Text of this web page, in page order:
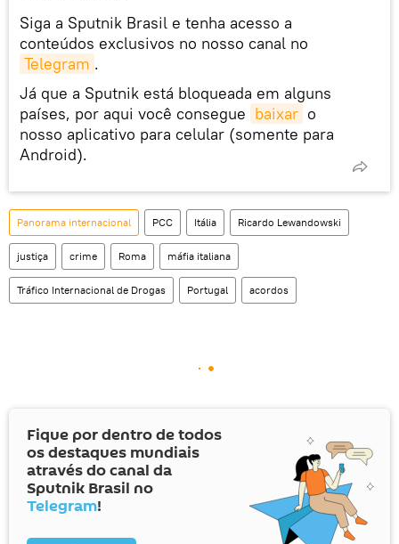
Siga a Sputnik Brasil e tenha acesso a
conteúdos exclusivos no nosso canal no
Telegram .
Já que a Sputnik está bloqueada em alguns
países, por aqui você consegue baixar o
nosso aplicativo para celular (somente para
Android).
Panorama internacional PCC Itália Ricardo Lewandowski
justiça crime Roma máfia italiana
Tráfico Internacional de Drogas Portugal acordos
Fique por dentro de todos
os destaques mundiais
através do canal da
Sputnik Brasil no
Telegram!